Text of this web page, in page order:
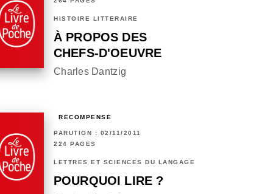
HISTOIRE LITTÉRAIRE
À PROPOS DES
CHEFS-D'OEUVRE
Charles Dantzig
RÉCOMPENSÉ
PARUTION : 02/11/2011
224 PAGES
LETTRES ET SCIENCES DU LANGAGE
POURQUOI LIRE ?